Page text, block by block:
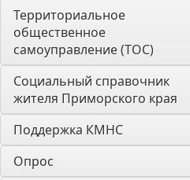
Территориальное
общественное
самоуправление (ТОС)
Социальный справочник
жителя Приморского края
Поддержка КМНС
Опрос